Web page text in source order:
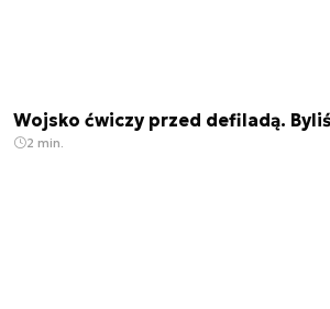
Wojsko ćwiczy przed defiladą.
2 min.